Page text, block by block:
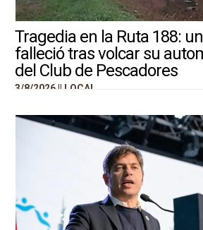
Tragedia en la Ruta 188:
falleció tras volcar su
del Club de Pescadores
3/8/2026 || LOCAL